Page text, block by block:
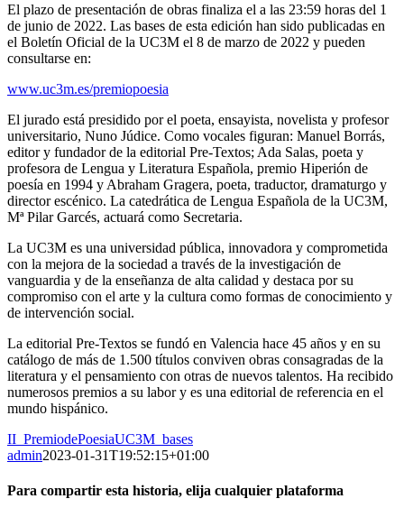
El plazo de presentación de obras finaliza el a las 23:59 horas del 1
de junio de 2022. Las bases de esta edición han sido publicadas en
el Boletín Oficial de la UC3M el 8 de marzo de 2022 y pueden
consultarse en:
www.uc3m.es/premiopoesia
El jurado está presidido por el poeta, ensayista, novelista y profesor
universitario, Nuno Júdice. Como vocales figuran: Manuel Borrás,
editor y fundador de la editorial Pre-Textos; Ada Salas, poeta y
profesora de Lengua y Literatura Española, premio Hiperión de
poesía en 1994 y Abraham Gragera, poeta, traductor, dramaturgo y
director escénico. La catedrática de Lengua Española de la UC3M,
Mª Pilar Garcés, actuará como Secretaria.
La UC3M es una universidad pública, innovadora y comprometida
con la mejora de la sociedad a través de la investigación de
vanguardia y de la enseñanza de alta calidad y destaca por su
compromiso con el arte y la cultura como formas de conocimiento y
de intervención social.
La editorial Pre-Textos se fundó en Valencia hace 45 años y en su
catálogo de más de 1.500 títulos conviven obras consagradas de la
literatura y el pensamiento con otras de nuevos talentos. Ha recibido
numerosos premios a su labor y es una editorial de referencia en el
mundo hispánico.
II_PremiodePoesiaUC3M_bases
admin2023-01-31T19:52:15+01:00
Para compartir esta historia, elija cualquier plataforma